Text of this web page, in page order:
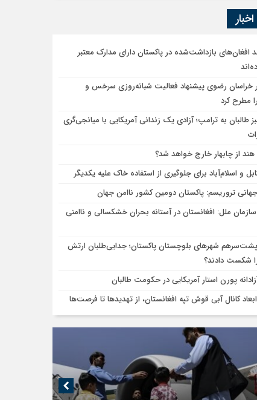
افغان‌های بازداشت‌شده در پاکستان دارای مدارک معتبر
خراسان رضوی پیشنهاد فعالیت شبانه‌روزی سرخس و
مطرح کرد
طالبان به ترامپ؛ آزادی یک زندانی آمریکایی با میانجی‌گری
هند از چابهار خارج خواهد شد؟
و اسلام‌آباد برای جلوگیری از استفاده خاک علیه یکدیگر
تروریسم: پاکستان دومین کشور ناامن جهان
ملل: افغانستان در آستانه بحران خشکسالی و ناامنی
شهرهای بلوچستان پاکستان؛ جدایی‌طلبان ارتش
شکست دادند؟
پورن استار آمریکایی در حکومت طالبان
کانال آبی قوش تپه افغانستان، از تهدیدها تا فرصت‌ها